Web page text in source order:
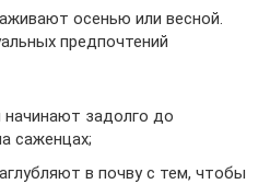
осенью или весной.
предпочтений
начинают задолго до
саженцах;
в почву с тем, чтобы